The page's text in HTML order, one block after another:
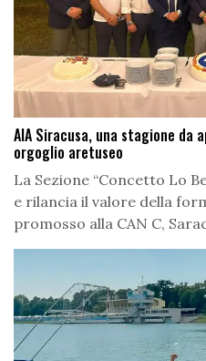
AIA Siracusa, una stagione da
orgoglio aretuseo
La Sezione “Concetto Lo
e rilancia il valore della
promosso alla CAN C,